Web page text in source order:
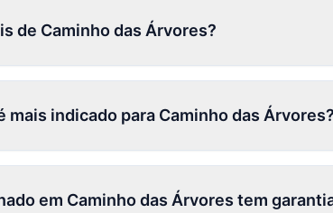
de Caminho das Árvores?
mais indicado para Caminho das
em Caminho das Árvores tem